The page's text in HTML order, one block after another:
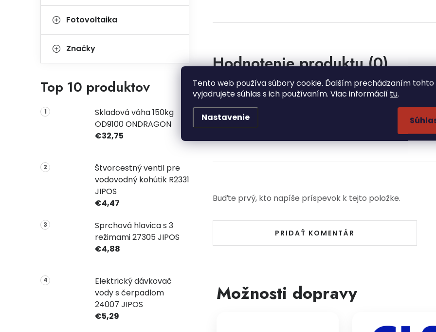
Tento web používa súbory cookie. Ďalším prechádzaním tohto
vyjadrujete súhlas s ich používaním. Viac informácií tu.
Nastavenie
Fotovoltaika
Značky
Top 10 produktov
Skladová váha 150kg
OD9100 ONDRAGON
€32,75
Štvorcestný ventil pre
vodovodný kohútik R2331
JIPOS
€4,47
Sprchová hlavica s 3
režimami 27305 JIPOS
€4,88
Elektrický dávkovač
vody s čerpadlom
24007 JIPOS
€5,29
Hodnotenie produktu (0)
Buďte prvý, kto napíše príspevok k tejto položke.
Buďte prvý, kto napíše príspevok k tejto položke.
PRIDAŤ KOMENTÁR
Možnosti dopravy